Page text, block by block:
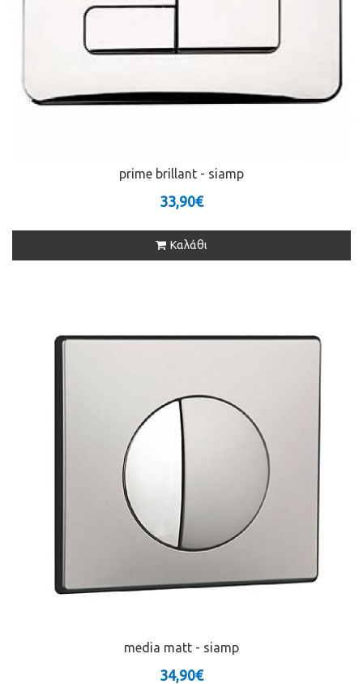
prime brillant - siamp
33,90€
Καλάθι
media matt - siamp
34,90€